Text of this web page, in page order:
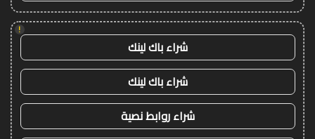
!
شراء باك لينك
شراء باك لينك
شراء روابط نصية